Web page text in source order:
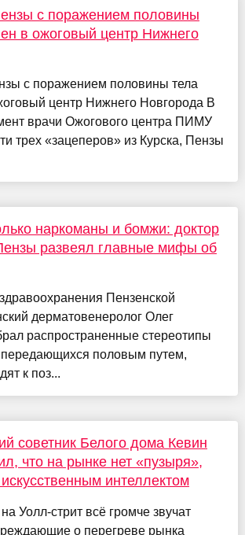
с поражением половины
в ожоговый центр Нижнего
с поражением половины тела
центр Нижнего Новгорода В
врачи Ожогового центра ПИМУ
трех «зацеперов» из Курска, Пензы
наркоманы и бомжи: доктор
развеял главные мифы об
Пензенской
дерматовенеролог Олег
распространенные стереотипы
половым путем,
к поз...
советник Белого дома Кевин
что на рынке нет «пузыря»,
интеллектом
Уолл-стрит всё громче звучат
о перегреве рынка